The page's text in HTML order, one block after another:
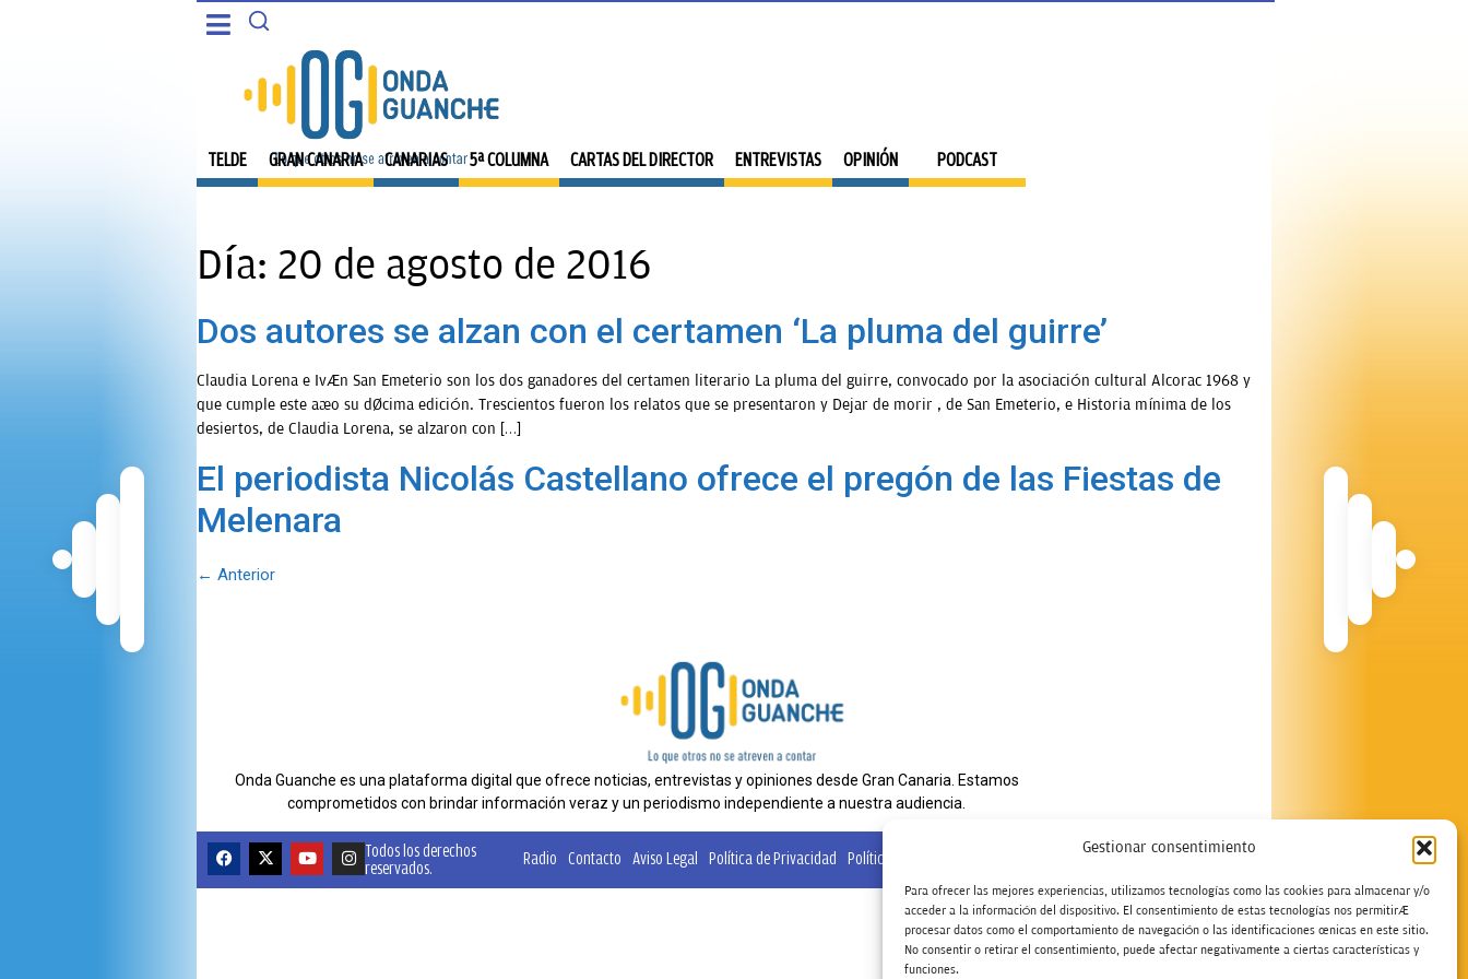
Gestionar consentimiento
Para ofrecer las mejores experiencias, utilizamos tecnologías como las cookies para almacenar y/o
acceder a la información del dispositivo. El consentimiento de estas tecnologías nos permitirá
procesar datos como el comportamiento de navegación o las identificaciones únicas en este sitio.
No consentir o retirar el consentimiento, puede afectar negativamente a ciertas características y
funciones.
PORTADA
CANARIAS
5ª COLUMNA
CARTAS DEL DIRECTOR
OPINIÓN
PROGRAMAS
TELDE GRAN CANARIA CANARIAS 5ª COLUMNA CARTAS DEL DIRECTOR ENTREVISTAS OPINIÓN PODCAST
5ª COLUMNA
CARTAS DEL DIRECTOR
Día: 20 de agosto de 2016
Dos autores se alzan con el certamen ‘La pluma del guirre’
Claudia Lorena e Iván San Emeterio son los dos ganadores del certamen literario La pluma del guirre, convocado por la asociación cultural Alcorac 1968 y
que cumple este año su décima edición. Trescientos fueron los relatos que se presentaron y Dejar de morir , de San Emeterio, e Historia mínima de los
desiertos, de Claudia Lorena, se alzaron con […]
El periodista Nicolás Castellano ofrece el pregón de las Fiestas de
Melenara
← Anterior
Onda Guanche es una plataforma digital que ofrece noticias, entrevistas y opiniones desde Gran Canaria. Estamos
comprometidos con brindar información veraz y un periodismo independiente a nuestra audiencia.
Todos los derechos
reservados.
Radio Contacto Aviso Legal Política de Privacidad Política de cookies